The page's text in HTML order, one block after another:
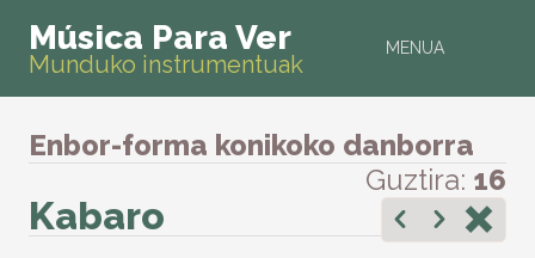
MENUA
Música Para Ver
Munduko instrumentuak
Enbor-forma konikoko danborra
Guztira: 16
Kabaro